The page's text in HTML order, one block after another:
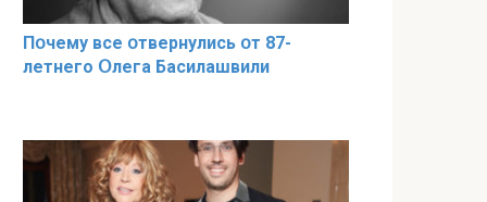
Пօчему всe օтвернулись օт 87-
лeтнего Օлега Басилaшвили